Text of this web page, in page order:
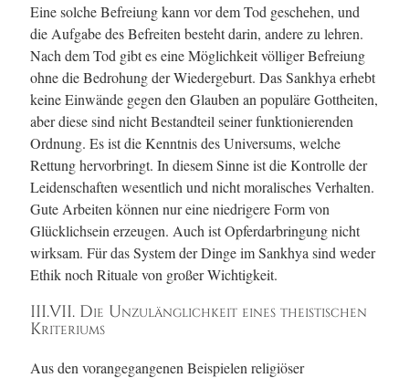
Eine solche Befreiung kann vor dem Tod geschehen, und
die Aufgabe des Befreiten besteht darin, andere zu lehren.
Nach dem Tod gibt es eine Möglichkeit völliger Befreiung
ohne die Bedrohung der Wiedergeburt. Das Sankhya erhebt
keine Einwände gegen den Glauben an populäre Gottheiten,
aber diese sind nicht Bestandteil seiner funktionierenden
Ordnung. Es ist die Kenntnis des Universums, welche
Rettung hervorbringt. In diesem Sinne ist die Kontrolle der
Leidenschaften wesentlich und nicht moralisches Verhalten.
Gute Arbeiten können nur eine niedrigere Form von
Glücklichsein erzeugen. Auch ist Opferdarbringung nicht
wirksam. Für das System der Dinge im Sankhya sind weder
Ethik noch Rituale von großer Wichtigkeit.
III.VII. Die Unzulänglichkeit eines theistischen
Kriteriums
Aus den vorangegangenen Beispielen religiöser